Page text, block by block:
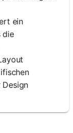
ein
die
Design